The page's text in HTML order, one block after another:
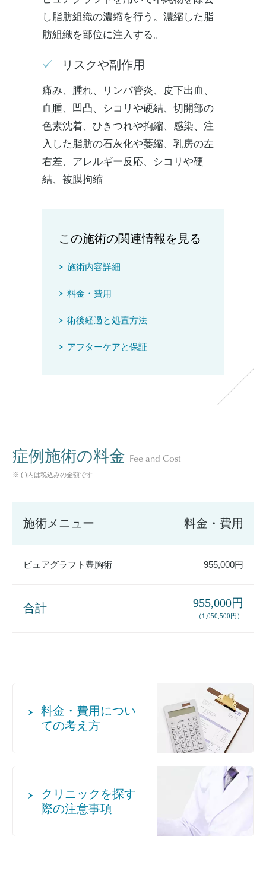
し脂肪組織の濃縮を行う。濃縮した脂
肪組織を部位に注入する。
リスクや副作用
痛み、腫れ、リンパ管炎、皮下出血、
血腫、凹凸、シコリや硬結、切開部の
色素沈着、ひきつれや拘縮、感染、注
入した脂肪の石灰化や萎縮、乳房の左
右差、アレルギー反応、シコリや硬
結、被膜拘縮
この施術の関連情報を見る
施術内容詳細
料金・費用
術後経過と処置方法
アフターケアと保証
症例施術の料金 Fee and Cost
※ ( )内は税込みの金額です
施術メニュー 料金・費用
ピュアグラフト豊胸術 955,000円
合計 955,000円
（1,050,500円）
料金・費用につい
ての考え方
クリニックを探す
際の注意事項